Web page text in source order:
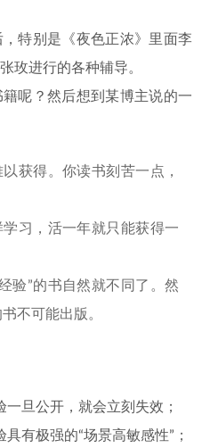
特别是《夜色正浓》里面李
玫进行的各种辅导。
呢？然后想到某博主说的一
获得。你读书刻苦一点，
习，活一年就只能获得一
验”的书自然就不同了。然
不可能出版。
旦公开，就会立刻失效；
具有极强的“场景高敏感性”；